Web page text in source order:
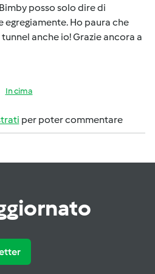
posso solo dire di
egregiamente. Ho paura che
anche io! Grazie ancora a
In cima
per poter commentare